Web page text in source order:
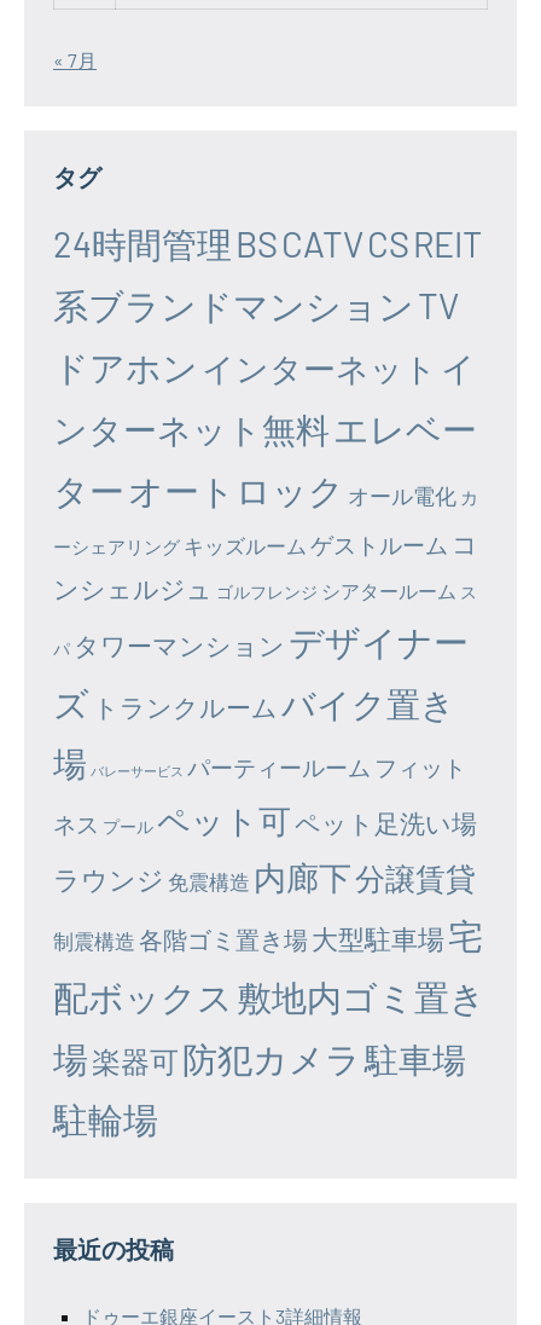
« 7月
タグ
24時間管理 BSCATVCSREIT
系ブランドマンション TV
ドアホン インターネット イ
ンターネット無料エレベー
ター オートロック オール電化 カ
ーシェアリング キッズルーム ゲストルーム コ
ンシェルジュ
ゴルフレンジ シアタールーム ス
パ タワーマンション デザイナー
ズ トランクルーム バイク置き
場 バレーサービス パーティールーム フィット
ネス プール ペット可ペット足洗い場
ラウンジ 免震構造 内廊下分譲賃貸
制震構造 各階ゴミ置き場大型駐車場宅
配ボックス 敷地内ゴミ置き
場楽器可防犯カメラ 駐車場
駐輪場
最近の投稿
ドゥーエ銀座イースト3詳細情報